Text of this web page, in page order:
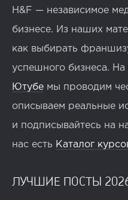
H&F — независимое
бизнесе. Из наших
как выбирать
успешного бизнеса. На
Ютубе мы проводим
описываем реальные
и подписывайтесь на
нас есть Каталог
ЛУЧШИЕ ПОСТЫ